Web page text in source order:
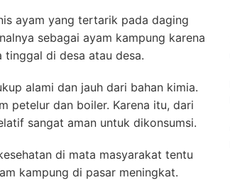
ayam yang tertarik pada daging
sebagai ayam kampung karena
tinggal di desa atau desa.
alami dan jauh dari bahan kimia.
petelur dan boiler. Karena itu, dari
sangat aman untuk dikonsumsi.
di mata masyarakat tentu
kampung di pasar meningkat.